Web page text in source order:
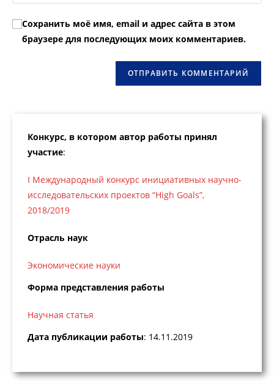
чтобы
прокомментировать
прокомментировать
вашего
веб-
сайта
Сохранить моё имя, email и адрес сайта в этом
браузере для последующих моих комментариев.
Конкурс, в котором автор работы принял
участие:
I Международный конкурс инициативных научно-
исследовательских проектов “High Goals”,
2018/2019
Отрасль наук
Экономические науки
Форма представления работы
Научная статья
Дата публикации работы: 14.11.2019